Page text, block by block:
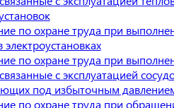
по охране труда при
электроустановках
по охране труда при
с эксплуатацией
под избыточным
по охране труда при